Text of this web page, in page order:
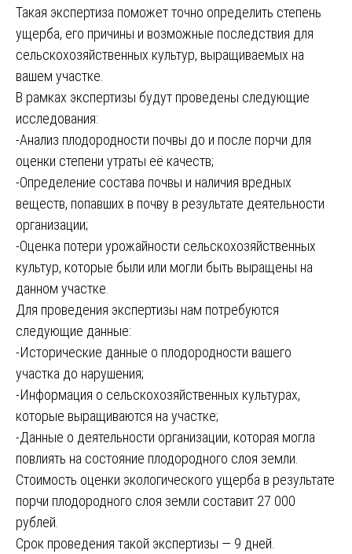
Такая экспертиза поможет точно определить степень
ущерба, его причины и возможные последствия для
сельскохозяйственных культур, выращиваемых на
вашем участке.
В рамках экспертизы будут проведены следующие
исследования:
-Анализ плодородности почвы до и после порчи для
оценки степени утраты её качеств;
-Определение состава почвы и наличия вредных
веществ, попавших в почву в результате деятельности
организации;
-Оценка потери урожайности сельскохозяйственных
культур, которые были или могли быть выращены на
данном участке.
Для проведения экспертизы нам потребуются
следующие данные:
-Исторические данные о плодородности вашего
участка до нарушения;
-Информация о сельскохозяйственных культурах,
которые выращиваются на участке;
-Данные о деятельности организации, которая могла
повлиять на состояние плодородного слоя земли.
Стоимость оценки экологического ущерба в результате
порчи плодородного слоя земли составит 27 000
рублей.
Срок проведения такой экспертизы — 9 дней.